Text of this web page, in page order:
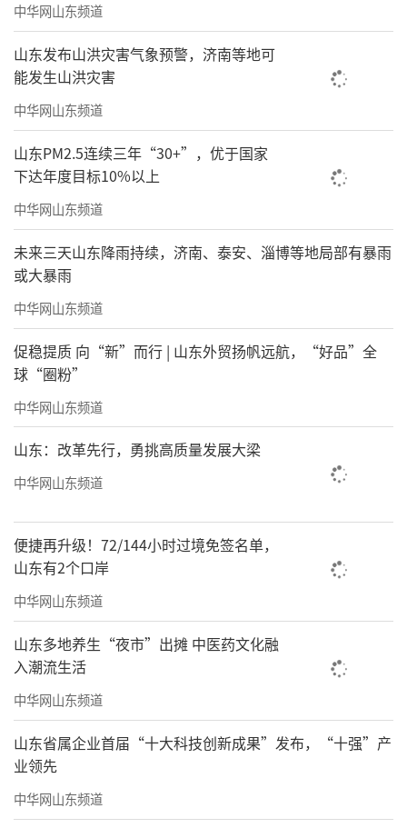
中华网山东频道
山东发布山洪灾害气象预警，济南等地可
能发生山洪灾害
中华网山东频道
山东PM2.5连续三年“30+”，优于国家
下达年度目标10%以上
中华网山东频道
未来三天山东降雨持续，济南、泰安、淄博等地局部有暴雨
或大暴雨
中华网山东频道
促稳提质 向“新”而行 | 山东外贸扬帆远航，“好品”全
球“圈粉”
中华网山东频道
山东：改革先行，勇挑高质量发展大梁
中华网山东频道
便捷再升级！72/144小时过境免签名单，
山东有2个口岸
中华网山东频道
山东多地养生“夜市”出摊 中医药文化融
入潮流生活
中华网山东频道
山东省属企业首届“十大科技创新成果”发布，“十强”产
业领先
中华网山东频道